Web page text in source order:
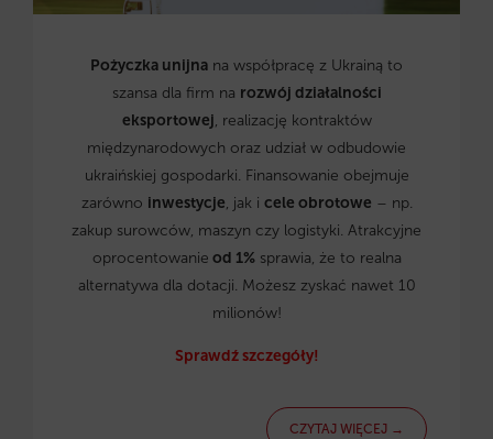
Pożyczka unijna na współpracę z Ukrainą to
szansa dla firm na rozwój działalności
eksportowej, realizację kontraktów
międzynarodowych oraz udział w odbudowie
ukraińskiej gospodarki. Finansowanie obejmuje
zarówno inwestycje, jak i cele obrotowe – np.
zakup surowców, maszyn czy logistyki. Atrakcyjne
oprocentowanie od 1%sprawia, że to realna
alternatywa dla dotacji. Możesz zyskać nawet 10
milionów!
Sprawdź szczegóły!
CZYTAJ WIĘCEJ →